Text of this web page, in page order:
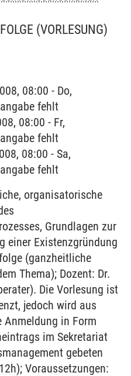
(VORLESUNG)
08:00 - Do,
fehlt
08:00 - Fr,
fehlt
08:00 - Sa,
fehlt
organisatorische
Grundlagen zur
einer Existenzgründung
(ganzheitliche
Thema); Dozent: Dr.
Die Vorlesung ist
jedoch wird aus
Anmeldung in Form
im Sekretariat
gebeten
Voraussetzungen: